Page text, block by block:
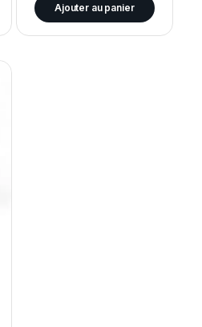
Ajouter au panier